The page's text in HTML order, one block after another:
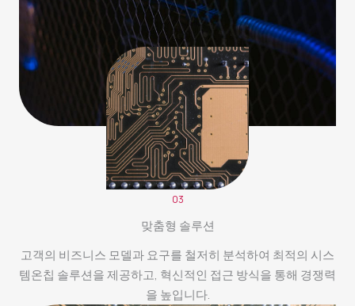
03
맞춤형 솔루션
고객의 비즈니스 모델과 요구를 철저히 분석하여 최적의 시스
템온칩 솔루션을 제공하고, 혁신적인 접근 방식을 통해 경쟁력
을 높입니다.